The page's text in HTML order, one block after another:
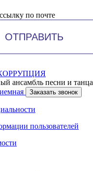
по почте
ОТПРАВИТЬ
ансамбль песни и танца
Заказать звонок
пользователей